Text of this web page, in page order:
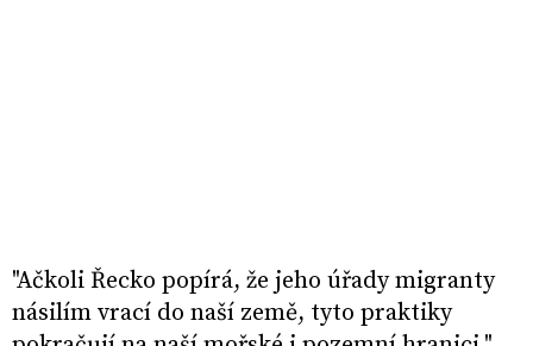
"Ačkoli Řecko popírá, že jeho úřady migranty
násilím vrací do naší země, tyto praktiky